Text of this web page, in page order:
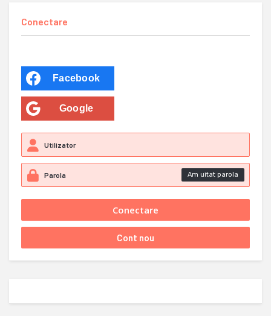
Conectare
Facebook
Google
Am uitat parola